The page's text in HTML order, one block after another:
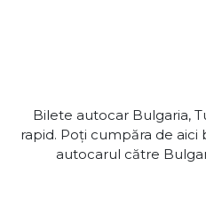
Bilete autocar Bulgaria,
rapid. Poți cumpăra de
autocarul către